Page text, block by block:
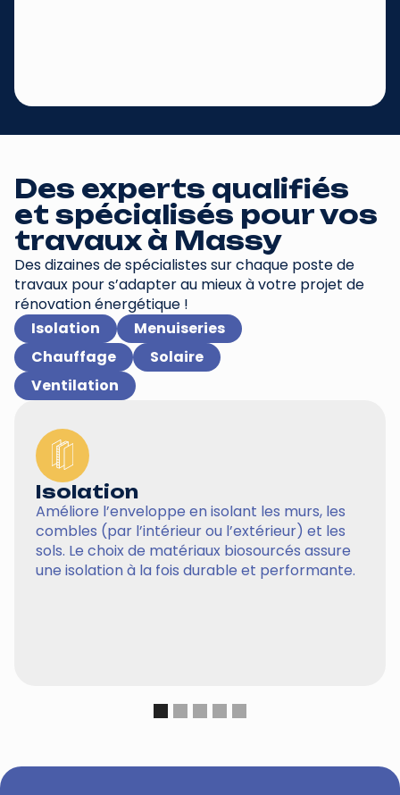
Des experts qualifiés
et spécialisés pour vos
travaux à Massy
Des dizaines de spécialistes sur chaque poste de
travaux pour s’adapter au mieux à votre projet de
rénovation énergétique !
Isolation
Menuiseries
Chauffage
Solaire
Ventilation
Isolation
Améliore l’enveloppe en isolant les murs, les
combles (par l’intérieur ou l’extérieur) et les
sols. Le choix de matériaux biosourcés assure
une isolation à la fois durable et performante.